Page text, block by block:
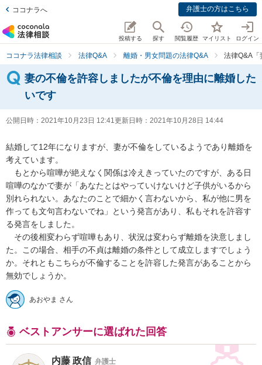
ココナラへ 弁護士の方はこちら
投稿する 探す 閲覧履歴 マイリスト ログイン
ココナラ法律相談 法律Q&A 離婚・男女問題の法律Q&A 法律Q&A
妻の不倫を許容しましたが不倫を理由に離婚した
いです
公開日時： 2021年10月23日 12:41更新日時： 2021年10月28日 14:44
結婚して12年になりますが、妻が不倫をしているようであり離婚を
考えています。
もとから喧嘩が絶えなく関係は冷えきっていたのですが、ある日
喧嘩のなかで妻が「あなたとはやっていけないけど子供がいるから
別れられない。あなたのことで細かく言わないから、私が他に男を
作っても文句言わないでね」という発言があり、私もそれを許容す
る発言をしました。
その後相変わらず喧嘩もあり、状況は変わらず離婚を決意しまし
た。この場合、相手の不貞は離婚の条件として成立しますでしょう
か。それともこちらが不倫することを許容した発言があることから
無効でしょうか。
あおやま さん
ベストアンサーに選ばれた回答
内藤 政信 弁護士